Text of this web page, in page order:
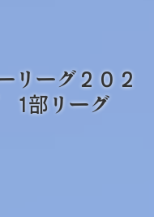
リーグ２０２
1部リーグ